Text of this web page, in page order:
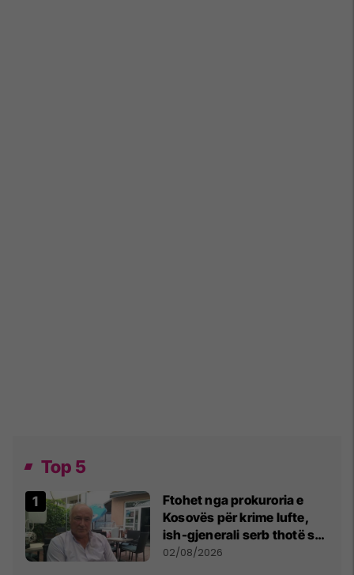
Top 5
Ftohet nga prokuroria e
Kosovës për krime lufte,
ish-gjenerali serb thotë se
dikush e tradhtoi në
02/08/2026